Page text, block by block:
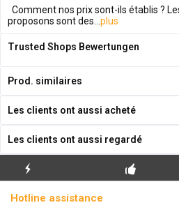
Comment nos prix sont-ils établis ?
proposons sont des... plus
Trusted Shops Bewertungen
Prod. similaires
Les clients ont aussi acheté
Les clients ont aussi regardé
ÉCLAIR
Hotline assistance